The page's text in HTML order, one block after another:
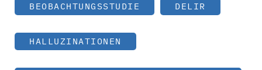
BEOBACHTUNGSSTUDIE DELIR
HALLUZINATIONEN